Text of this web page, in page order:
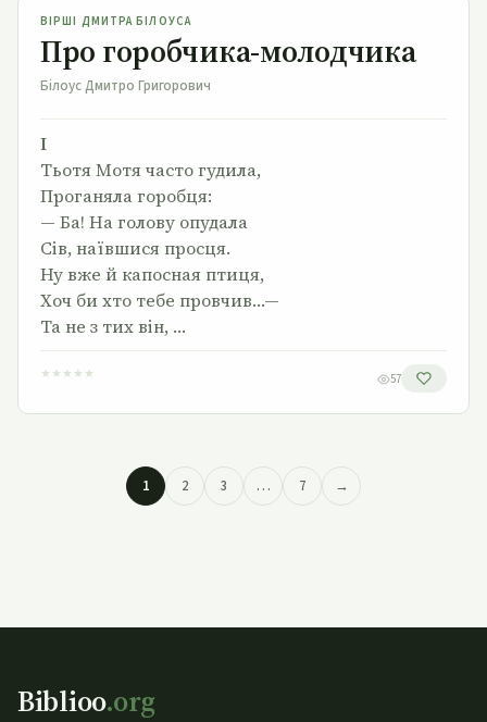
ВІРШІ ДМИТРА БІЛОУСА
Про горобчика-молодчика
Білоус Дмитро Григорович
І
Тьотя Мотя часто гудила,
Проганяла горобця:
— Ба! На голову опудала
Сів, наївшися просця.
Ну вже й капосная птиця,
Хоч би хто тебе провчив…—
Та не з тих він, …
★ ★ ★ ★ ★ 57
1 2 3 … 7 →
Biblioo.org